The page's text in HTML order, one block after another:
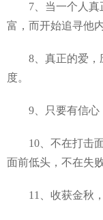
7、当一个人真
富，而开始追寻他
8、真正的爱，
度。
9、只要有信心
10、不在打击面
面前低头，不在失
11、收获金秋，